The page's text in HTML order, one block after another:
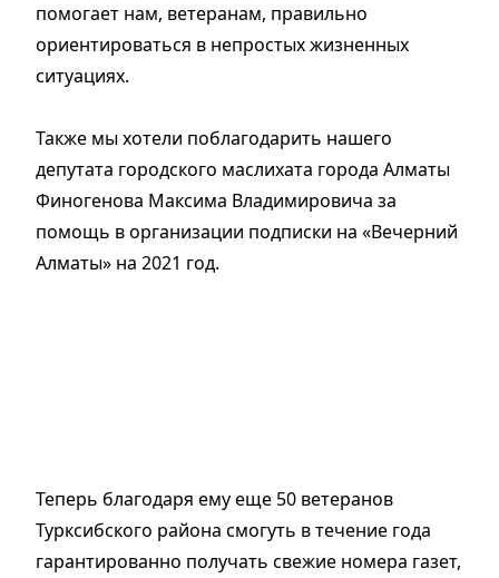
помогает нам, ветеранам, правильно
ориентироваться в непростых жизненных
ситуациях.
Также мы хотели поблагодарить нашего
депутата городского маслихата города Алматы
Финогенова Максима Владимировича за
помощь в организации подписки на «Вечерний
Алматы» на 2021 год.
Теперь благодаря ему еще 50 ветеранов
Турксибского района смогуть в течение года
гарантированно получать свежие номера газет,